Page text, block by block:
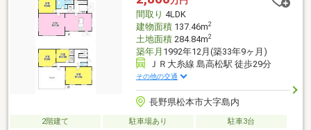
間取り 4LDK
建物面積137.46m2
土地面積284.84m2
築年月 1992年12月(築33年9ヶ月)
ＪＲ大糸線 島高松駅 徒歩29分
その他の交通
長野県松本市大字島内
2階建て 駐車場あり
駐車3台